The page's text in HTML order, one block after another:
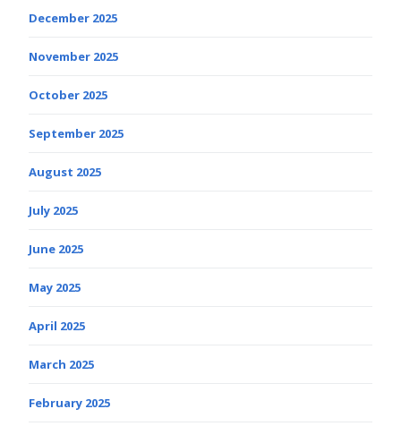
December 2025
November 2025
October 2025
September 2025
August 2025
July 2025
June 2025
May 2025
April 2025
March 2025
February 2025